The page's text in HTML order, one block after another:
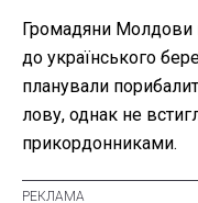
Громадяни Молдови
до українського
планували
лову, однак не
прикордонниками.